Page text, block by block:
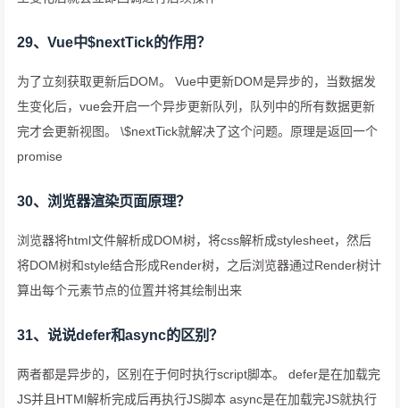
29、Vue中$nextTick的作用？
为了立刻获取更新后DOM。 Vue中更新DOM是异步的，当数据发
生变化后，vue会开启一个异步更新队列，队列中的所有数据更新
完才会更新视图。 \$nextTick就解决了这个问题。原理是返回一个
promise
30、浏览器渲染页面原理？
浏览器将html文件解析成DOM树，将css解析成stylesheet，然后
将DOM树和style结合形成Render树，之后浏览器通过Render树计
算出每个元素节点的位置并将其绘制出来
31、说说defer和async的区别？
两者都是异步的，区别在于何时执行script脚本。 defer是在加载完
JS并且HTMl解析完成后再执行JS脚本 async是在加载完JS就执行